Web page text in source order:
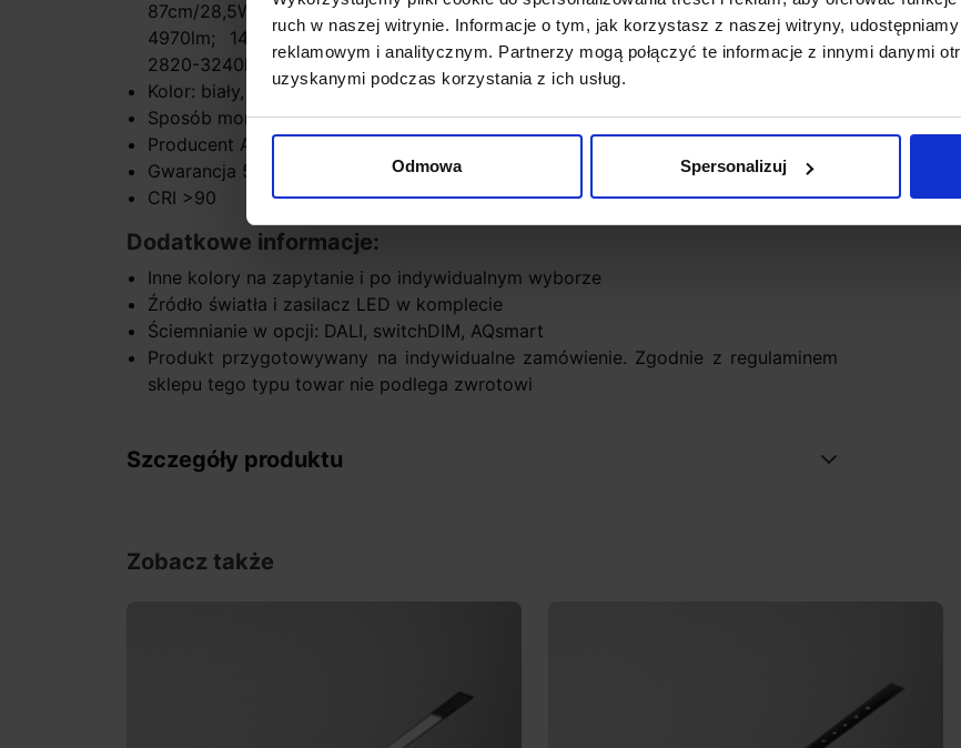
ruch w naszej witrynie. Informacje o tym, jak korzystasz z naszej witryny,
reklamowym i analitycznym. Partnerzy mogą połączyć te informacje z innymi danymi
uzyskanymi podczas korzystania z ich usług.
Odmowa Spersonalizuj
87cm/28,5W: 3250-3730lm; 115cm/24W: 2160-2480lm, 115cm/38W: 4330-
4970lm; 143cm/30W: 2710-3110lm, 143cm/47,5W: 5420-6220lm; 171cm/36W:
2820-3240lm, 171cm/56,5W: 5650-6490lm
Kolor: biały, czarny
Sposób montażu wpuszczany w sufit
Producent AQform
Gwarancja 5 lat
CRI >90
Dodatkowe informacje:
Inne kolory na zapytanie i po indywidualnym wyborze
Źródło światła i zasilacz LED w komplecie
Ściemnianie w opcji: DALI, switchDIM, AQsmart
Produkt przygotowywany na indywidualne zamówienie. Zgodnie z regulaminem
sklepu tego typu towar nie podlega zwrotowi
Szczegóły produktu
Zobacz także